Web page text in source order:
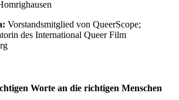
Vorstandsmitglied von QueerScope;
des International Queer Film
Worte an die richtigen Menschen